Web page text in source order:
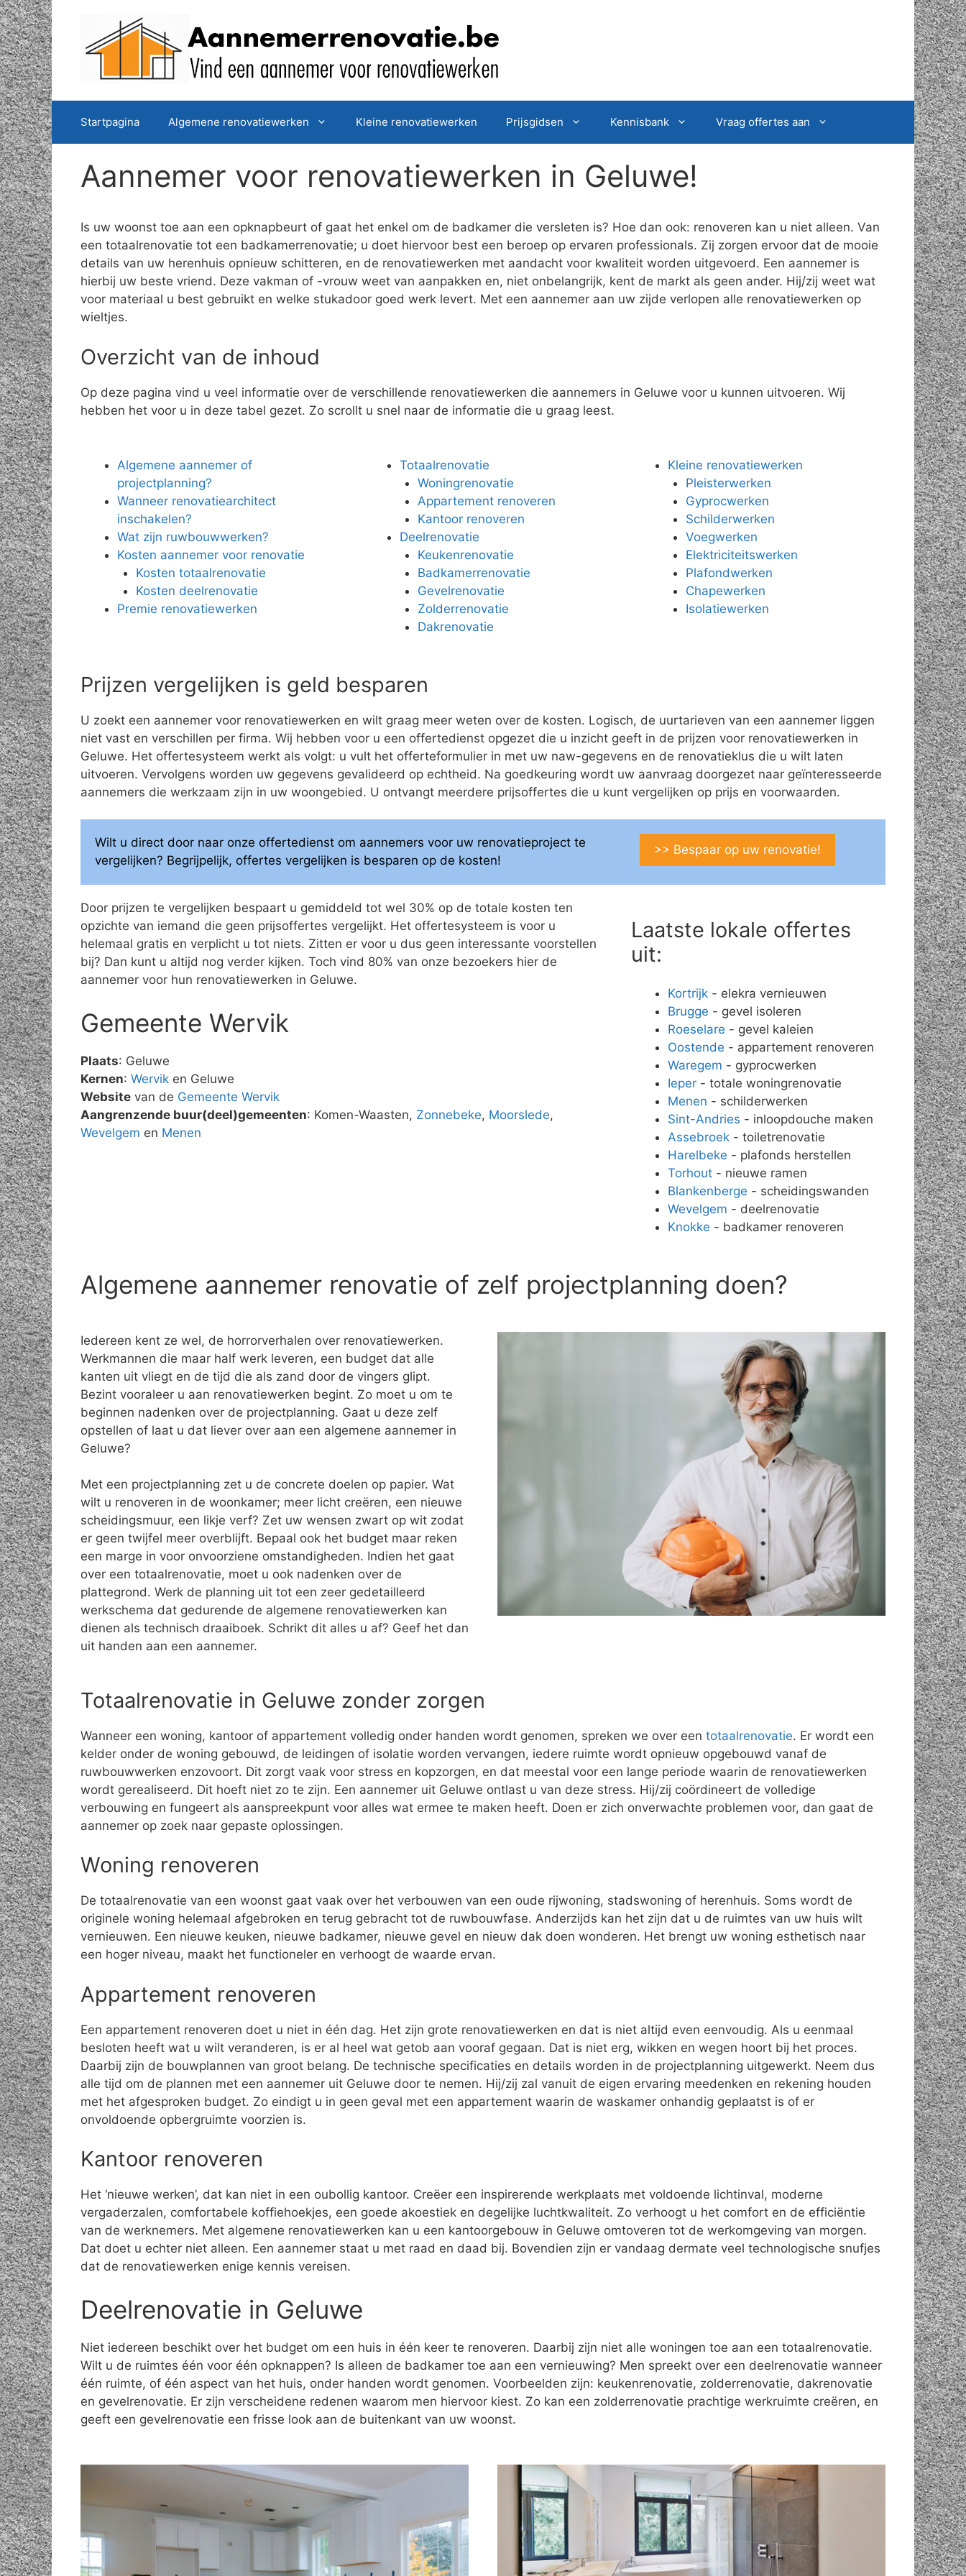
Spring
naar
de
inhoud
Startpagina Algemene renovatiewerken Kleine renovatiewerken Prijsgidsen Kennisbank Vraag offertes aan
Aannemer voor renovatiewerken in Geluwe!
Is uw woonst toe aan een opknapbeurt of gaat het enkel om de badkamer die versleten is? Hoe dan ook: renoveren kan u niet alleen. Van
een totaalrenovatie tot een badkamerrenovatie; u doet hiervoor best een beroep op ervaren professionals. Zij zorgen ervoor dat de mooie
details van uw herenhuis opnieuw schitteren, en de renovatiewerken met aandacht voor kwaliteit worden uitgevoerd. Een aannemer is
hierbij uw beste vriend. Deze vakman of -vrouw weet van aanpakken en, niet onbelangrijk, kent de markt als geen ander. Hij/zij weet wat
voor materiaal u best gebruikt en welke stukadoor goed werk levert. Met een aannemer aan uw zijde verlopen alle renovatiewerken op
wieltjes.
Overzicht van de inhoud
Op deze pagina vind u veel informatie over de verschillende renovatiewerken die aannemers in Geluwe voor u kunnen uitvoeren. Wij
hebben het voor u in deze tabel gezet. Zo scrollt u snel naar de informatie die u graag leest.
Algemene aannemer of
projectplanning?
Wanneer renovatiearchitect
inschakelen?
Wat zijn ruwbouwwerken?
Kosten aannemer voor renovatie
Kosten totaalrenovatie
Kosten deelrenovatie
Premie renovatiewerken
Totaalrenovatie
Woningrenovatie
Appartement renoveren
Kantoor renoveren
Deelrenovatie
Keukenrenovatie
Badkamerrenovatie
Gevelrenovatie
Zolderrenovatie
Dakrenovatie
Kleine renovatiewerken
Pleisterwerken
Gyprocwerken
Schilderwerken
Voegwerken
Elektriciteitswerken
Plafondwerken
Chapewerken
Isolatiewerken
Prijzen vergelijken is geld besparen
U zoekt een aannemer voor renovatiewerken en wilt graag meer weten over de kosten. Logisch, de uurtarieven van een aannemer liggen
niet vast en verschillen per firma. Wij hebben voor u een offertedienst opgezet die u inzicht geeft in de prijzen voor renovatiewerken in
Geluwe. Het offertesysteem werkt als volgt: u vult het offerteformulier in met uw naw-gegevens en de renovatieklus die u wilt laten
uitvoeren. Vervolgens worden uw gegevens gevalideerd op echtheid. Na goedkeuring wordt uw aanvraag doorgezet naar geïnteresseerde
aannemers die werkzaam zijn in uw woongebied. U ontvangt meerdere prijsoffertes die u kunt vergelijken op prijs en voorwaarden.
Wilt u direct door naar onze offertedienst om aannemers voor uw renovatieproject te
vergelijken? Begrijpelijk, offertes vergelijken is besparen op de kosten!
>> Bespaar op uw renovatie!
Door prijzen te vergelijken bespaart u gemiddeld tot wel 30% op de totale kosten ten
opzichte van iemand die geen prijsoffertes vergelijkt. Het offertesysteem is voor u
helemaal gratis en verplicht u tot niets. Zitten er voor u dus geen interessante voorstellen
bij? Dan kunt u altijd nog verder kijken. Toch vind 80% van onze bezoekers hier de
aannemer voor hun renovatiewerken in Geluwe.
Gemeente Wervik
Plaats: Geluwe
Kernen: Wervik en Geluwe
Website van de Gemeente Wervik
Aangrenzende buur(deel)gemeenten: Komen-Waasten, Zonnebeke, Moorslede,
Wevelgem en Menen
Laatste lokale offertes
uit:
Kortrijk- elekra vernieuwen
Brugge - gevel isoleren
Roeselare - gevel kaleien
Oostende - appartement renoveren
Waregem - gyprocwerken
Ieper- totale woningrenovatie
Menen - schilderwerken
Sint-Andries - inloopdouche maken
Assebroek- toiletrenovatie
Harelbeke - plafonds herstellen
Torhout- nieuwe ramen
Blankenberge - scheidingswanden
Wevelgem - deelrenovatie
Knokke - badkamer renoveren
Algemene aannemer renovatie of zelf projectplanning doen?
Iedereen kent ze wel, de horrorverhalen over renovatiewerken.
Werkmannen die maar half werk leveren, een budget dat alle
kanten uit vliegt en de tijd die als zand door de vingers glipt.
Bezint vooraleer u aan renovatiewerken begint. Zo moet u om te
beginnen nadenken over de projectplanning. Gaat u deze zelf
opstellen of laat u dat liever over aan een algemene aannemer in
Geluwe?
Met een projectplanning zet u de concrete doelen op papier. Wat
wilt u renoveren in de woonkamer; meer licht creëren, een nieuwe
scheidingsmuur, een likje verf? Zet uw wensen zwart op wit zodat
er geen twijfel meer overblijft. Bepaal ook het budget maar reken
een marge in voor onvoorziene omstandigheden. Indien het gaat
over een totaalrenovatie, moet u ook nadenken over de
plattegrond. Werk de planning uit tot een zeer gedetailleerd
werkschema dat gedurende de algemene renovatiewerken kan
dienen als technisch draaiboek. Schrikt dit alles u af? Geef het dan
uit handen aan een aannemer.
Totaalrenovatie in Geluwe zonder zorgen
Wanneer een woning, kantoor of appartement volledig onder handen wordt genomen, spreken we over een totaalrenovatie. Er wordt een
kelder onder de woning gebouwd, de leidingen of isolatie worden vervangen, iedere ruimte wordt opnieuw opgebouwd vanaf de
ruwbouwwerken enzovoort. Dit zorgt vaak voor stress en kopzorgen, en dat meestal voor een lange periode waarin de renovatiewerken
wordt gerealiseerd. Dit hoeft niet zo te zijn. Een aannemer uit Geluwe ontlast u van deze stress. Hij/zij coördineert de volledige
verbouwing en fungeert als aanspreekpunt voor alles wat ermee te maken heeft. Doen er zich onverwachte problemen voor, dan gaat de
aannemer op zoek naar gepaste oplossingen.
Woning renoveren
De totaalrenovatie van een woonst gaat vaak over het verbouwen van een oude rijwoning, stadswoning of herenhuis. Soms wordt de
originele woning helemaal afgebroken en terug gebracht tot de ruwbouwfase. Anderzijds kan het zijn dat u de ruimtes van uw huis wilt
vernieuwen. Een nieuwe keuken, nieuwe badkamer, nieuwe gevel en nieuw dak doen wonderen. Het brengt uw woning esthetisch naar
een hoger niveau, maakt het functioneler en verhoogt de waarde ervan.
Appartement renoveren
Een appartement renoveren doet u niet in één dag. Het zijn grote renovatiewerken en dat is niet altijd even eenvoudig. Als u eenmaal
besloten heeft wat u wilt veranderen, is er al heel wat getob aan vooraf gegaan. Dat is niet erg, wikken en wegen hoort bij het proces.
Daarbij zijn de bouwplannen van groot belang. De technische specificaties en details worden in de projectplanning uitgewerkt. Neem dus
alle tijd om de plannen met een aannemer uit Geluwe door te nemen. Hij/zij zal vanuit de eigen ervaring meedenken en rekening houden
met het afgesproken budget. Zo eindigt u in geen geval met een appartement waarin de waskamer onhandig geplaatst is of er
onvoldoende opbergruimte voorzien is.
Kantoor renoveren
Het ‘nieuwe werken’, dat kan niet in een oubollig kantoor. Creëer een inspirerende werkplaats met voldoende lichtinval, moderne
vergaderzalen, comfortabele koffiehoekjes, een goede akoestiek en degelijke luchtkwaliteit. Zo verhoogt u het comfort en de efficiëntie
van de werknemers. Met algemene renovatiewerken kan u een kantoorgebouw in Geluwe omtoveren tot de werkomgeving van morgen.
Dat doet u echter niet alleen. Een aannemer staat u met raad en daad bij. Bovendien zijn er vandaag dermate veel technologische snufjes
dat de renovatiewerken enige kennis vereisen.
Deelrenovatie in Geluwe
Niet iedereen beschikt over het budget om een huis in één keer te renoveren. Daarbij zijn niet alle woningen toe aan een totaalrenovatie.
Wilt u de ruimtes één voor één opknappen? Is alleen de badkamer toe aan een vernieuwing? Men spreekt over een deelrenovatie wanneer
één ruimte, of één aspect van het huis, onder handen wordt genomen. Voorbeelden zijn: keukenrenovatie, zolderrenovatie, dakrenovatie
en gevelrenovatie. Er zijn verscheidene redenen waarom men hiervoor kiest. Zo kan een zolderrenovatie prachtige werkruimte creëren, en
geeft een gevelrenovatie een frisse look aan de buitenkant van uw woonst.